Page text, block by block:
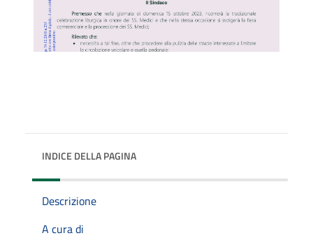
INDICE DELLA PAGINA
Descrizione
A cura di